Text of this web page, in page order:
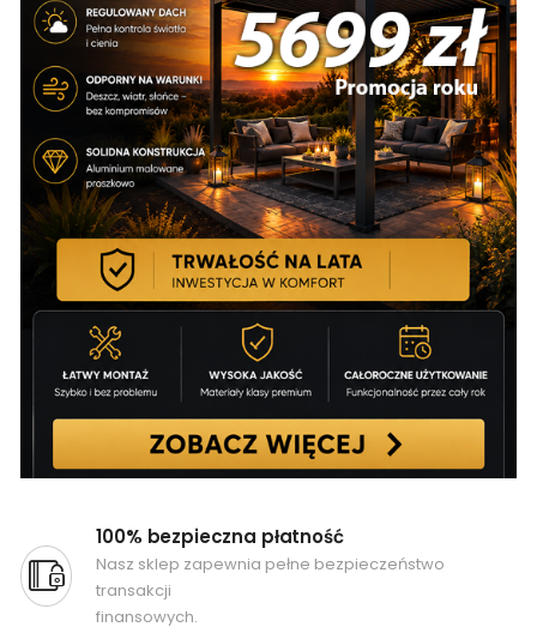
100% bezpieczna płatność
Nasz sklep zapewnia pełne bezpieczeństwo
transakcji
finansowych.